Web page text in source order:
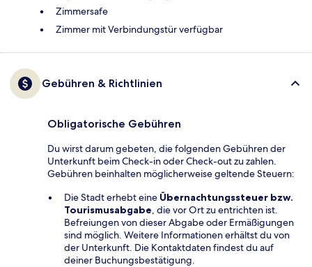
Zimmersafe
Zimmer mit Verbindungstür verfügbar
Gebühren & Richtlinien
Obligatorische Gebühren
Du wirst darum gebeten, die folgenden Gebühren der
Unterkunft beim Check-in oder Check-out zu zahlen.
Gebühren beinhalten möglicherweise geltende Steuern:
Die Stadt erhebt eine Übernachtungssteuer bzw.
Tourismusabgabe, die vor Ort zu entrichten ist.
Befreiungen von dieser Abgabe oder Ermäßigungen
sind möglich. Weitere Informationen erhältst du von
der Unterkunft. Die Kontaktdaten findest du auf
deiner Buchungsbestätigung.